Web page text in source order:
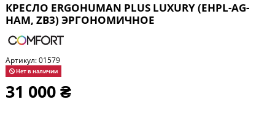
КРЕСЛО ERGOHUMAN PLUS LUXURY (EHPL-AG-
HAM, ZB3) ЭРГОНОМИЧНОЕ
Артикул:01579
Нет в наличии
31 000 ₴